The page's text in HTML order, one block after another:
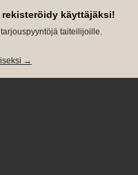
käyttäjäksi!
taiteilijoille.
→